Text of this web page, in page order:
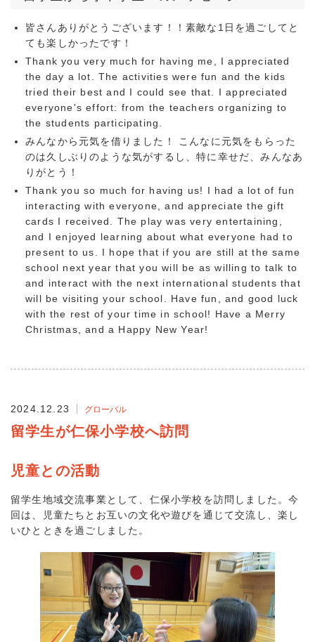
皆さんありがとうございます！！素敵な1日を過ごしてと
ても楽しかったです！
Thank you very much for having me, I appreciated
the day a lot. The activities were fun and the kids
tried their best and I could see that. I appreciated
everyone's effort: from the teachers organizing to
the students participating.
みんなから元気を借りました！ こんなに元気をもらった
のは久しぶりのような気がするし、特に幸せだ、みんなあ
りがとう！
Thank you so much for having us! I had a lot of fun
interacting with everyone, and appreciate the gift
cards I received. The play was very entertaining,
and I enjoyed learning about what everyone had to
present to us. I hope that if you are still at the same
school next year that you will be as willing to talk to
and interact with the next international students that
will be visiting your school. Have fun, and good luck
with the rest of your time in school! Have a Merry
Christmas, and a Happy New Year!
2024.12.23 グローバル
留学生が仁保小学校へ訪問
児童との活動
留学生地域交流事業として、仁保小学校を訪問しました。今
回は、児童たちとお互いの文化や遊びを通じて交流し、楽し
いひとときを過ごしました。